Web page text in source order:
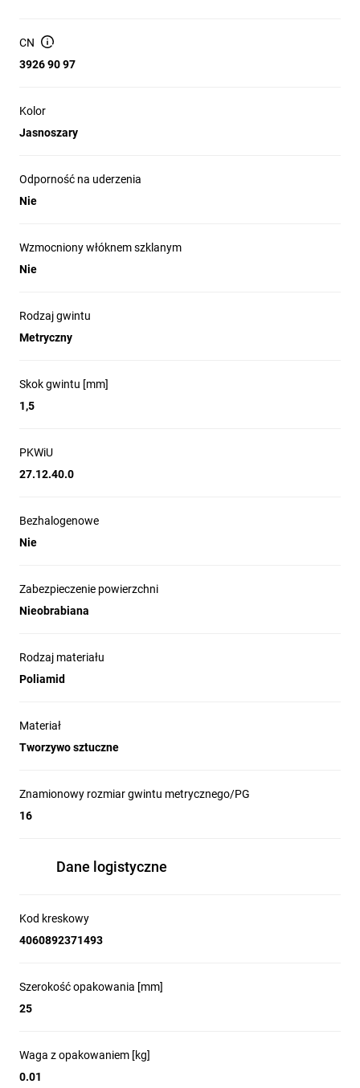
CN
3926 90 97
Kolor
Jasnoszary
Odporność na uderzenia
Nie
Wzmocniony włóknem szklanym
Nie
Rodzaj gwintu
Metryczny
Skok gwintu [mm]
1,5
PKWiU
27.12.40.0
Bezhalogenowe
Nie
Zabezpieczenie powierzchni
Nieobrabiana
Rodzaj materiału
Poliamid
Materiał
Tworzywo sztuczne
Znamionowy rozmiar gwintu metrycznego/PG
16
Dane logistyczne
Kod kreskowy
4060892371493
Szerokość opakowania [mm]
25
Waga z opakowaniem [kg]
0.01